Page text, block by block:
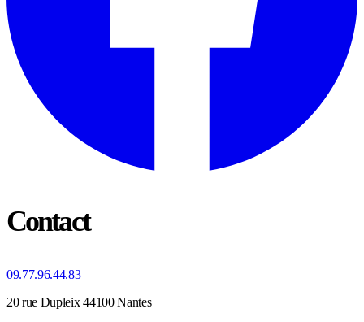
Contact
09.77.96.44.83
20 rue Dupleix 44100 Nantes